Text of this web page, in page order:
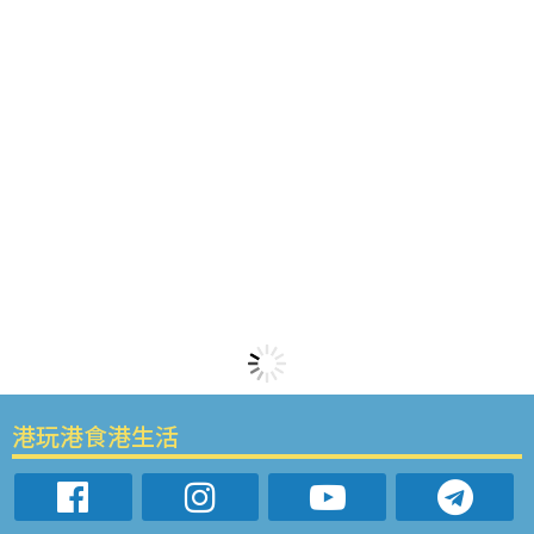
港玩港食港生活